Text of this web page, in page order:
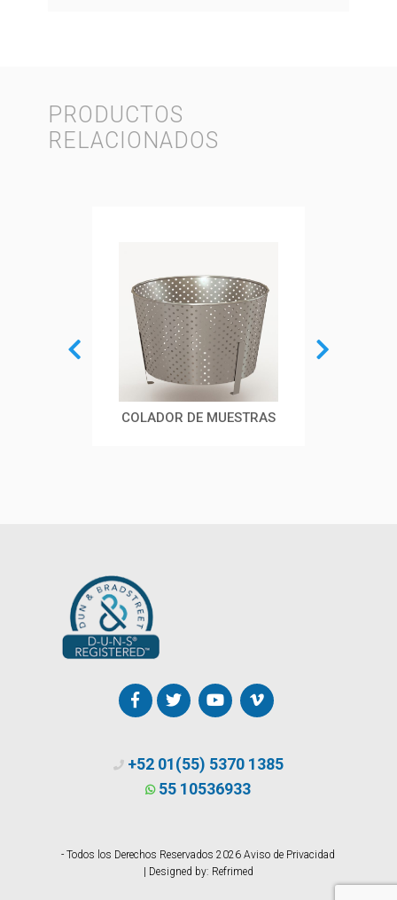
PRODUCTOS
RELACIONADOS
COLADOR DE MUESTRAS
CARRO PARA AUTOPSIAS
+52 01(55) 5370 1385
55 10536933
- Todos los Derechos Reservados 2026Aviso de Privacidad
| Designed by: Refrimed